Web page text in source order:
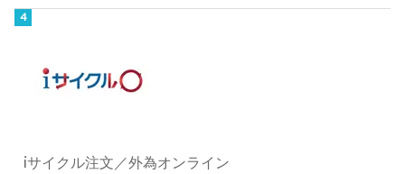
iサイクル注文／外為オンライン